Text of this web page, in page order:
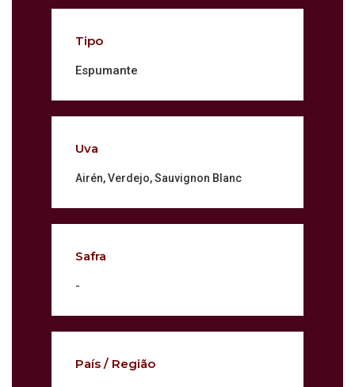
Tipo
Espumante
Uva
Airén, Verdejo, Sauvignon Blanc
Safra
-
País / Região